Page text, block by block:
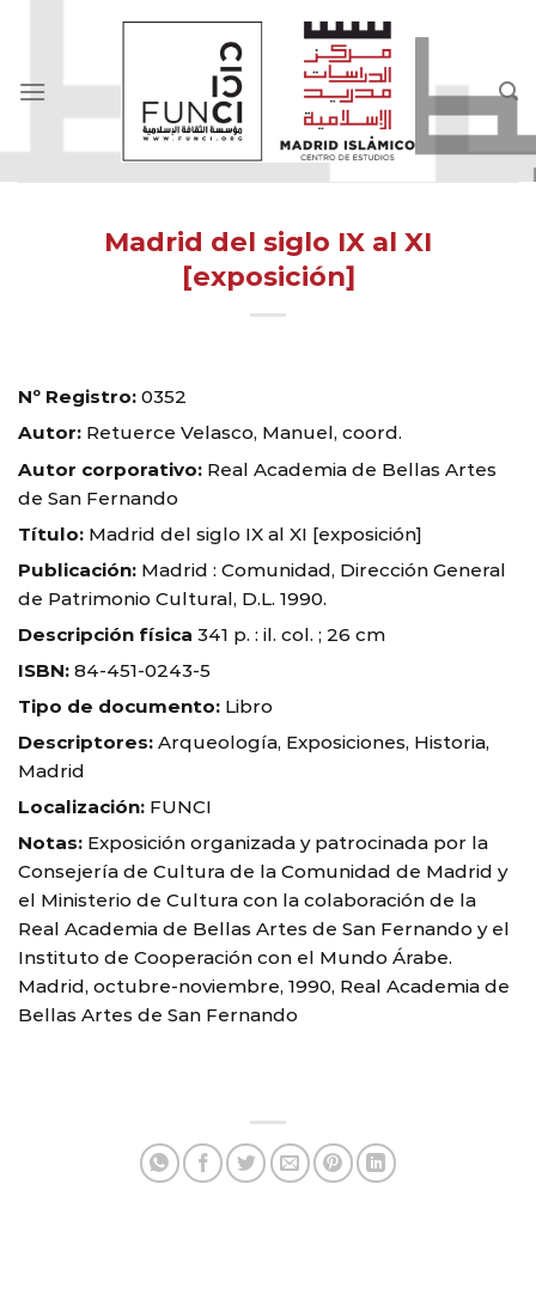
Madrid del siglo IX al XI
[exposición]
Nº Registro: 0352
Autor: Retuerce Velasco, Manuel, coord.
Autor corporativo: Real Academia de Bellas Artes
de San Fernando
Título: Madrid del siglo IX al XI [exposición]
Publicación: Madrid : Comunidad, Dirección General
de Patrimonio Cultural, D.L. 1990.
Descripción física 341 p. : il. col. ; 26 cm
ISBN: 84-451-0243-5
Tipo de documento: Libro
Descriptores: Arqueología, Exposiciones, Historia,
Madrid
Localización: FUNCI
Notas: Exposición organizada y patrocinada por la
Consejería de Cultura de la Comunidad de Madrid y
el Ministerio de Cultura con la colaboración de la
Real Academia de Bellas Artes de San Fernando y el
Instituto de Cooperación con el Mundo Árabe.
Madrid, octubre-noviembre, 1990, Real Academia de
Bellas Artes de San Fernando